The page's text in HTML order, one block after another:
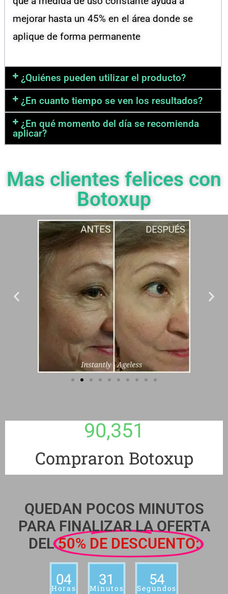
mejorar hasta un 45% en el área donde se
aplique de forma permanente
¿Quiénes pueden utilizar el producto?
¿En cuanto tiempo se ven los resultados?
¿En qué momento del día se recomienda
aplicar?
Mas clientes felices con
Botoxup
Compraron Botoxup
90,351
QUEDAN POCOS MINUTOS
PARA FINALIZAR LA OFERTA
DEL50% DE DESCUENTO:
04
Horas
31
Minutos
53
Segundos